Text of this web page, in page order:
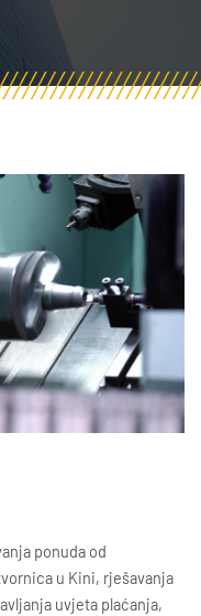
ponuda od
u Kini, rješavanja
uvjeta plaćanja,